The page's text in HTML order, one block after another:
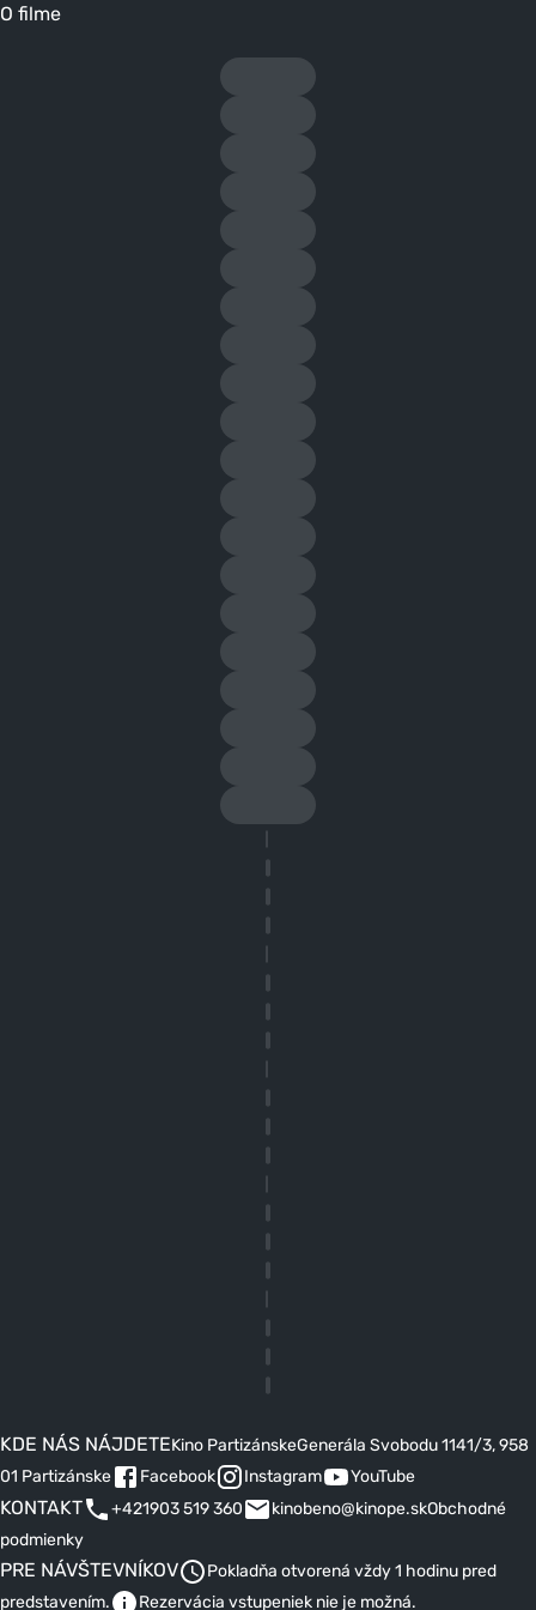
O filme
KDE NÁS NÁJDETEKino PartizánskeGenerála Svobodu 1141/3, 958
01 Partizánske
Facebook Instagram YouTube
KONTAKT +421903 519 360 kinobeno@kinope.skObchodné
podmienky
PRE NÁVŠTEVNÍKOV
Pokladňa otvorená vždy 1 hodinu pred
predstavením.
Rezervácia vstupeniek nie je možná.